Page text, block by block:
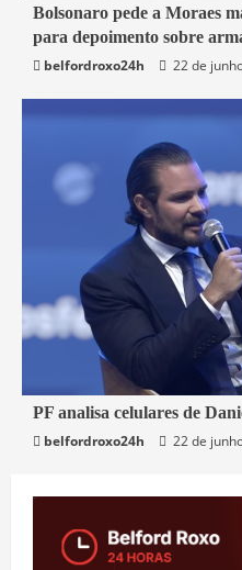
3 min read
Brasil
Bolsonaro pede a Moraes
para depoimento sobre
belfordroxo24h
22 de
3 min read
Brasil
PF analisa celulares de
belfordroxo24h
22 de